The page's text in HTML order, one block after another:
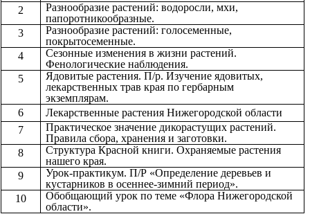
2
Разнообразие растений: водоросли, мхи,
папоротникообразные.
3
Разнообразие растений: голосеменные,
покрытосеменные.
4
Сезонные изменения в жизни растений.
Фенологические наблюдения.
5
Ядовитые растения. П/р. Изучение ядовитых,
лекарственных трав края по гербарным
экземплярам.
6
Лекарственные растения Нижегородской области
7
Практическое значение дикорастущих растений.
Правила сбора, хранения и заготовки.
8
Структура Красной книги. Охраняемые растения
нашего края.
9
Урок-практикум. П/Р «Определение деревьев и
кустарников в осеннее-зимний период».
10
Обобщающий урок по теме «Флора Нижегородской
области».